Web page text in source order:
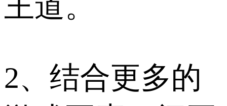
王道。
2、结合更多的